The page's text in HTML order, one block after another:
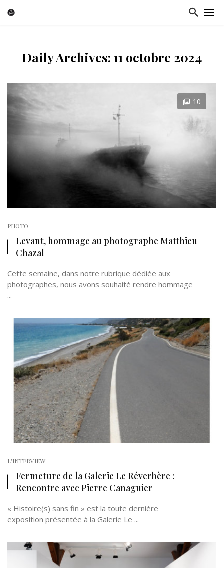
Daily Archives: 11 octobre 2024
10
PHOTO
Levant, hommage au photographe Matthieu
Chazal
Cette semaine, dans notre rubrique dédiée aux
photographes, nous avons souhaité rendre hommage
...
L'INTERVIEW
Fermeture de la Galerie Le Réverbère :
Rencontre avec Pierre Canaguier
« Histoire(s) sans fin » est la toute dernière
exposition présentée à la Galerie Le ...